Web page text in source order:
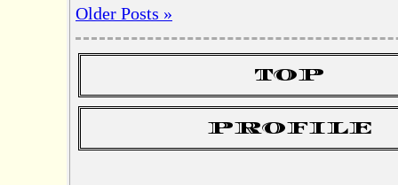
ら
の
ー
Older Posts »
TOP
PROFILE